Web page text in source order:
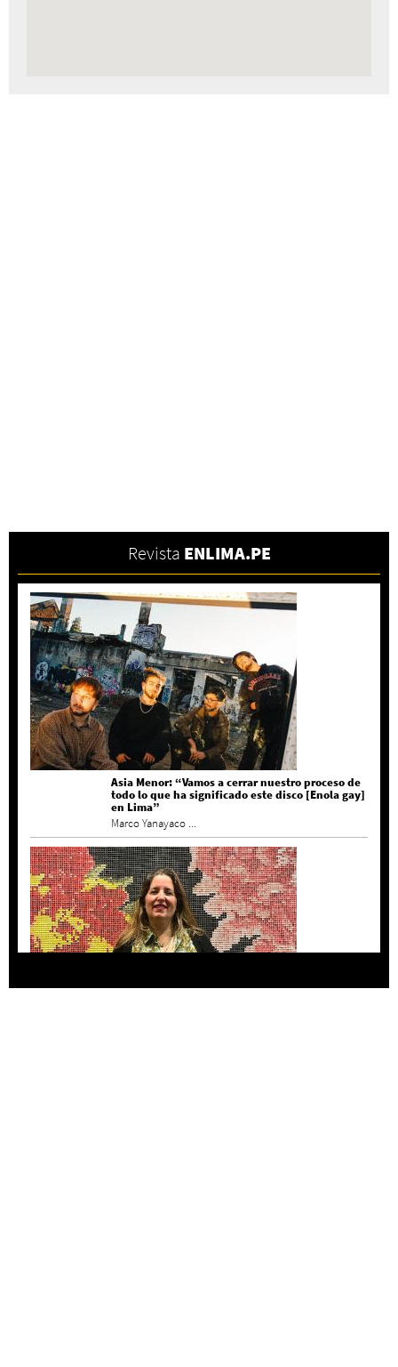
Revista ENLIMA.PE
Asia Menor: “Vamos a cerrar nuestro proceso de
todo lo que ha significado este disco [Enola gay]
en Lima”
Marco Yanayaco ...